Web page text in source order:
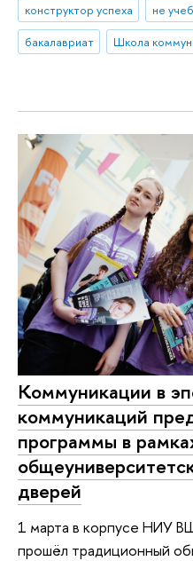
конструктор успеха
не
бакалавриат
Школа
Коммуникации в
коммуникаций
программы в
дверей
1 марта в корпусе НИУ
прошёл традиционный